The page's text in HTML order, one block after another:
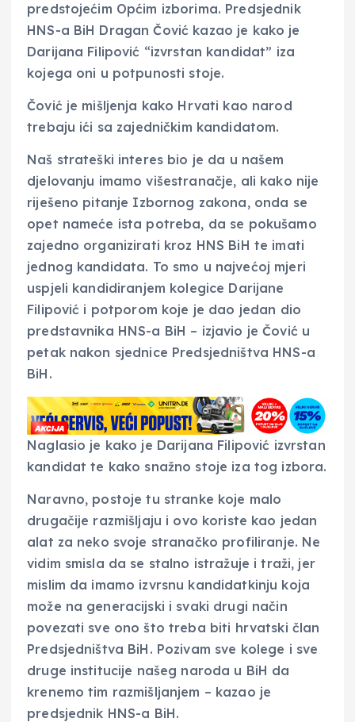
predstojećim Općim izborima. Predsjednik
HNS-a BiH Dragan Čović kazao je kako je
Darijana Filipović “izvrstan kandidat” iza
kojega oni u potpunosti stoje.
Čović je mišljenja kako Hrvati kao narod
trebaju ići sa zajedničkim kandidatom.
Naš strateški interes bio je da u našem
djelovanju imamo višestranačje, ali kako nije
riješeno pitanje Izbornog zakona, onda se
opet nameće ista potreba, da se pokušamo
zajedno organizirati kroz HNS BiH te imati
jednog kandidata. To smo u najvećoj mjeri
uspjeli kandidiranjem kolegice Darijane
Filipović i potporom koje je dao jedan dio
predstavnika HNS-a BiH – izjavio je Čović u
petak nakon sjednice Predsjedništva HNS-a
BiH.
Naglasio je kako je Darijana Filipović izvrstan
kandidat te kako snažno stoje iza tog izbora.
Naravno, postoje tu stranke koje malo
drugačije razmišljaju i ovo koriste kao jedan
alat za neko svoje stranačko profiliranje. Ne
vidim smisla da se stalno istražuje i traži, jer
mislim da imamo izvrsnu kandidatkinju koja
može na generacijski i svaki drugi način
povezati sve ono što treba biti hrvatski član
Predsjedništva BiH. Pozivam sve kolege i sve
druge institucije našeg naroda u BiH da
krenemo tim razmišljanjem – kazao je
predsjednik HNS-a BiH.